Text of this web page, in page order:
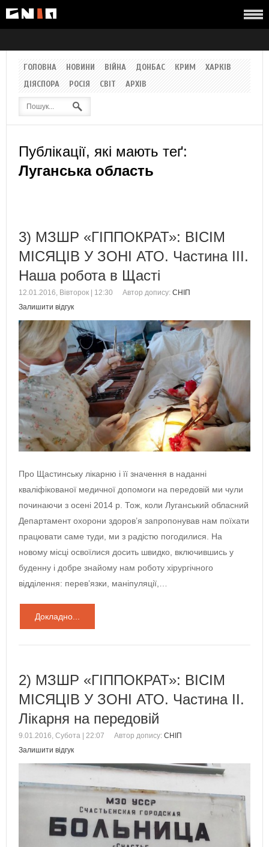
ГОЛОВНА НОВИНИ ВІЙНА ДОНБАС КРИМ
ХАРКІВ
ДІЯСПОРА
РОСІЯ СВІТ АРХІВ
Публікації, які мають теґ:
Луганська область
3) МЗШР «ГІППОКРАТ»: ВІСІМ
МІСЯЦІВ У ЗОНІ АТО. Частина ІIІ.
Наша робота в Щасті
12.01.2016, Вівторок | 12:30 Автор допису: СНІП
Залишити відгук
Про Щастинську лікарню і її значення в наданні
кваліфікованої медичної допомоги на передовій ми чули
починаючи з осені 2014 р. Тож, коли Луганський обласний
Департамент охорони здоров’я запропонував нам поїхати
працювати саме туди, ми з радістю погодилися. На
новому місці освоїлися досить швидко, включившись у
буденну і добре знайому нам роботу хірургічного
відділення: перев’язки, маніпуляції,…
Докладно...
2) МЗШР «ГІППОКРАТ»: ВІСІМ
МІСЯЦІВ У ЗОНІ АТО. Частина ІІ.
Лікарня на передовій
9.01.2016, Субота | 22:07 Автор допису: СНІП
Залишити відгук